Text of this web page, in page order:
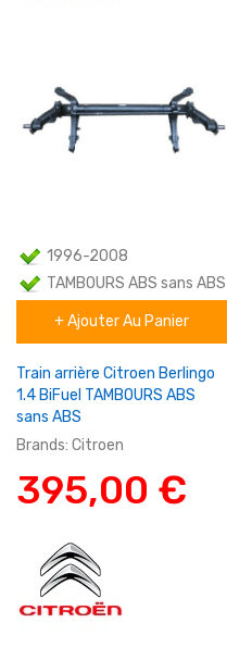
1996-2008
TAMBOURS ABS sans ABS
Familial
+ Ajouter Au Panier
Train arrière Citroen Berlingo
1.4 BiFuel TAMBOURS ABS
sans ABS
Brands: Citroen
395,00 €